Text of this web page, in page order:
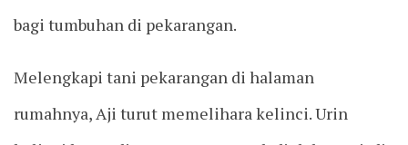
bagi tumbuhan di pekarangan.
Melengkapi tani pekarangan di halaman
rumahnya, Aji turut memelihara kelinci. Urin